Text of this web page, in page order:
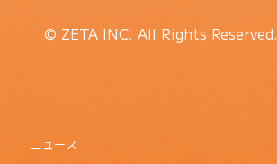
© ZETA INC. All Rights Reserved.
ニュース